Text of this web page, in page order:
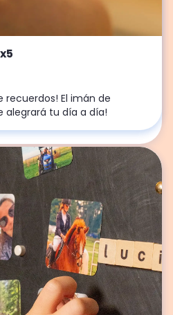
y a tus estanterías. ¡Una
de 25 a 50 fotos retro
para obtener
recuerdos! El imán de
alegrará tu día a día!